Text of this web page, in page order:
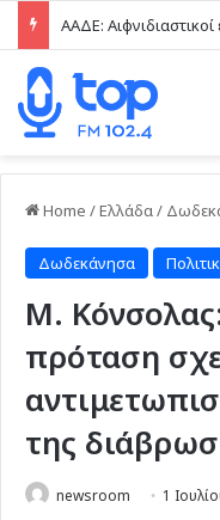
ΑΑΔΕ:
Home /Ελλάδα/
Δωδεκάνησα
Μ.
πρόταση
της
newsroom 1